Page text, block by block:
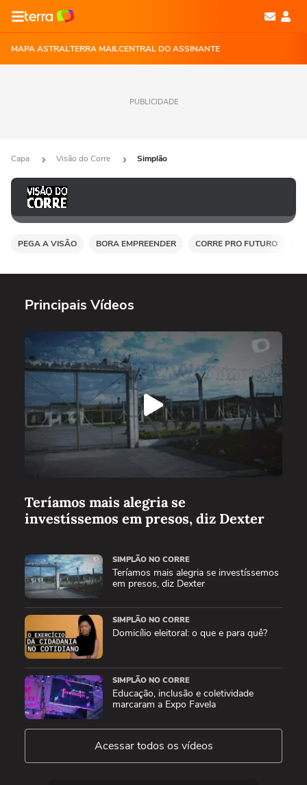
MAPA ASTRALTERRA MAILCENTRAL DO ASSINANTE
PUBLICIDADE
Capa Visão do Corre Simplão
PEGA A VISÃO BORA EMPREENDER CORRE PRO FUTURO
Principais Vídeos
Teríamos mais alegria se
investíssemos em presos, diz Dexter
SIMPLÃO NO CORRE
Teríamos mais alegria se investíssemos
em presos, diz Dexter
SIMPLÃO NO CORRE
Domicílio eleitoral: o que e para quê?
SIMPLÃO NO CORRE
Educação, inclusão e coletividade
marcaram a Expo Favela
Acessar todos os vídeos